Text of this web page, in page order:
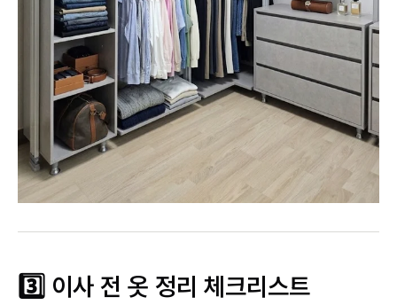
3️⃣ 이사 전 옷 정리 체크리스트